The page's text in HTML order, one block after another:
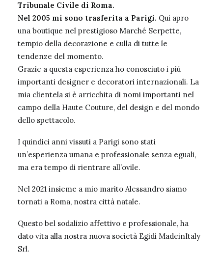
Tribunale Civile di Roma.
Nel 2005 mi sono trasferita a Parigi. Qui apro
una boutique nel prestigioso Marché Serpette,
tempio della decorazione e culla di tutte le
tendenze del momento.
Grazie a questa esperienza ho conosciuto i piú
importanti designer e decoratori internazionali. La
mia clientela si è arricchita di nomi importanti nel
campo della Haute Couture, del design e del mondo
dello spettacolo.
I quindici anni vissuti a Parigi sono stati
un’esperienza umana e professionale senza eguali,
ma era tempo di rientrare all’ovile.
Nel 2021 insieme a mio marito Alessandro siamo
tornati a Roma, nostra città natale.
Questo bel sodalizio affettivo e professionale, ha
dato vita alla nostra nuova società Egidi MadeinItaly
Srl.